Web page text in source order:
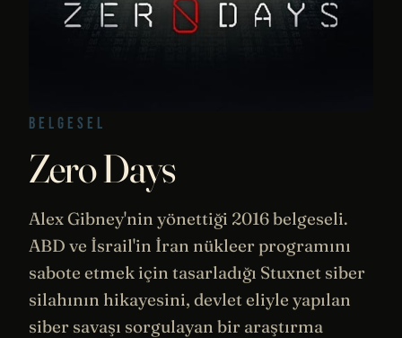
BELGESEL
Zero Days
Alex Gibney'nin yönettiği 2016 belgeseli.
ABD ve İsrail'in İran nükleer programını
sabote etmek için tasarladığı Stuxnet siber
silahının hikayesini, devlet eliyle yapılan
siber savaşı sorgulayan bir araştırma